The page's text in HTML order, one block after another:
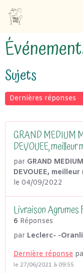
Sujets
Dernières réponses
GRAND MEDIUM
DEVOUEE,
par GRAND
DEVOUEE,
le 04/09/2022
Livraison Agrumes
6 Réponses
par Leclerc- -Oranli
Dernière réponse
le 27/06/2021 à 09:55